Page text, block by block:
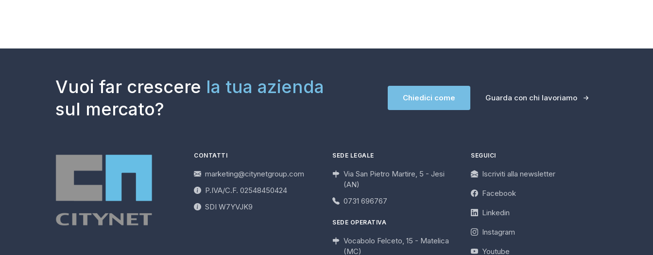
Vuoi far crescere la tua azienda
sul mercato?
Chiedici come Guarda con chi lavoriamo
CONTATTI
marketing@citynetgroup.com
P.IVA/C.F. 02548450424
SDI W7YVJK9
SEDE LEGALE
Via San Pietro Martire, 5 - Jesi
(AN)
0731 696767
SEDE OPERATIVA
Vocabolo Felceto, 15 - Matelica
(MC)
SEGUICI
Iscriviti alla newsletter
Facebook
Linkedin
Instagram
Youtube